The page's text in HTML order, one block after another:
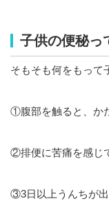
子供の便秘っ
そもそも何をもって
①腹部を触ると、か
②排便に苦痛を感じ
③3日以上うんちが出